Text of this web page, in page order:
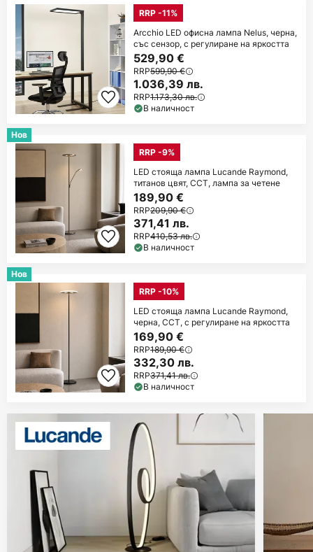
RRP -11%
Arcchio LED офисна лампа Nelus, черна,
със сензор, с регулиране на яркостта
529,90 €
RRP599,90 €
1.036,39 лв.
RRP1.173,30 лв.
В наличност
Нов
RRP -9%
LED стояща лампа Lucande Raymond,
титанов цвят, CCT, лампа за четене
189,90 €
RRP209,90 €
371,41 лв.
RRP410,53 лв.
В наличност
Нов
RRP -10%
LED стояща лампа Lucande Raymond,
черна, CCT, с регулиране на яркостта
169,90 €
RRP189,90 €
332,30 лв.
RRP371,41 лв.
В наличност